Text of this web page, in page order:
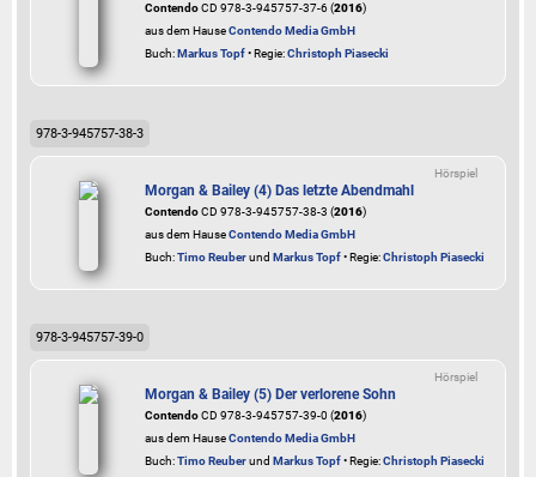
ContendoCD 978-3-945757-37-6 (2016)
aus dem HauseContendo Media GmbH
Buch:Markus Topf• Regie:Christoph Piasecki
978-3-945757-38-3
Hörspiel
Morgan & Bailey (4) Das letzte Abendmahl
ContendoCD 978-3-945757-38-3 (2016)
aus dem HauseContendo Media GmbH
Buch:Timo Reuberund Markus Topf• Regie:Christoph Piasecki
978-3-945757-39-0
Hörspiel
Morgan & Bailey (5) Der verlorene Sohn
ContendoCD 978-3-945757-39-0 (2016)
aus dem HauseContendo Media GmbH
Buch:Timo Reuberund Markus Topf• Regie:Christoph Piasecki